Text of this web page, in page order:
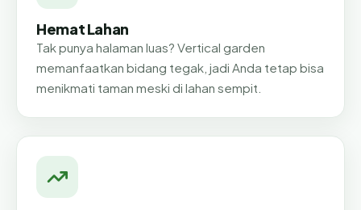
Hemat Lahan
Tak punya halaman luas? Vertical garden
memanfaatkan bidang tegak, jadi Anda tetap bisa
menikmati taman meski di lahan sempit.